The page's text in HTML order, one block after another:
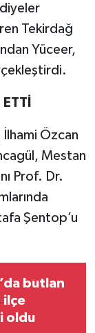
Tekirdağ
Yüceer,
Özcan
Mestan
Prof. Dr.
Şentop’u
butlan
ilçe
oldu